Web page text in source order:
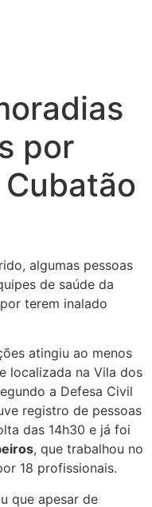
por
algumas pessoas
de saúde da
terem inalado
atingiu ao menos
localizada na Vila dos
a Defesa Civil
registro de pessoas
das 14h30 e já foi
, que trabalhou no
18 profissionais.
que apesar de